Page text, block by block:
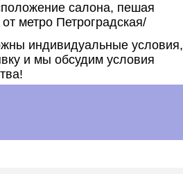
салона, пешая
от метро Петроградская/
индивидуальные условия,
и мы обсудим условия